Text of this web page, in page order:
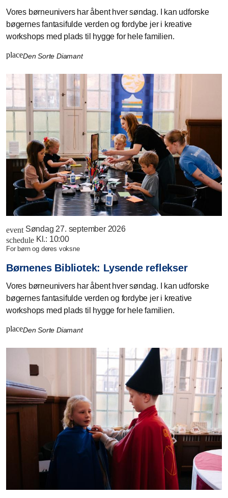
Vores børneunivers har åbent hver søndag. I kan udforske
bøgernes fantasifulde verden og fordybe jer i kreative
workshops med plads til hygge for hele familien.
placeDen Sorte Diamant
event Søndag 27. september 2026
schedule Kl.: 10:00
for børn og deres voksne
Børnenes Bibliotek: Lysende reflekser
Vores børneunivers har åbent hver søndag. I kan udforske
bøgernes fantasifulde verden og fordybe jer i kreative
workshops med plads til hygge for hele familien.
placeDen Sorte Diamant